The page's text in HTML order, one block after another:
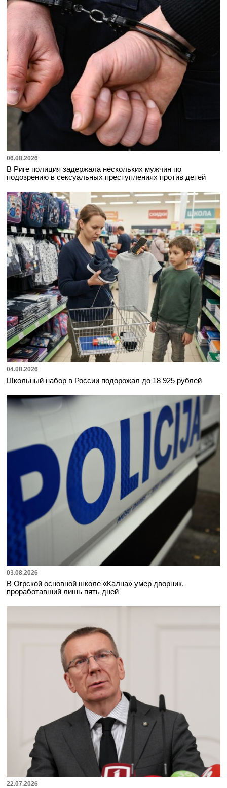
06.08.2026
В Риге полиция задержала нескольких мужчин по
подозрению в сексуальных преступлениях против детей
04.08.2026
Школьный набор в России подорожал до 18 925 рублей
03.08.2026
В Огрской основной школе «Кална» умер дворник,
проработавший лишь пять дней
22.07.2026